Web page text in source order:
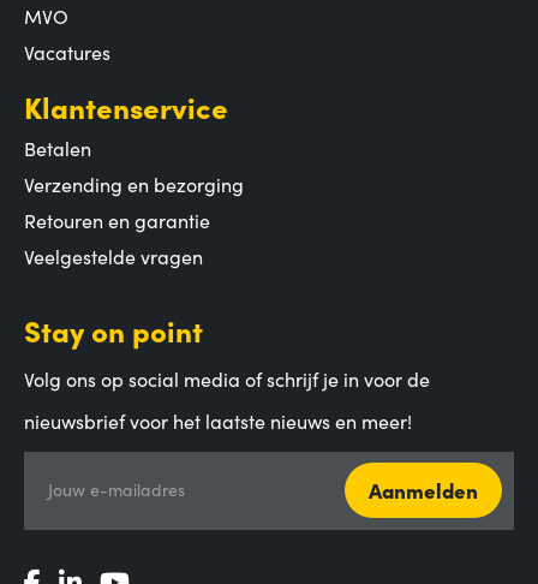
MVO
Vacatures
Klantenservice
Betalen
Verzending en bezorging
Retouren en garantie
Veelgestelde vragen
Stay on point
Volg ons op social media of schrijf je in voor de
nieuwsbrief voor het laatste nieuws en meer!
Jouw e-mailadres Aanmelden